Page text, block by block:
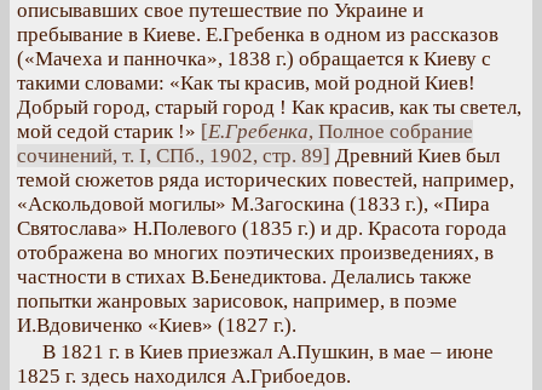
описывавших свое путешествие по Украине и
пребывание в Киеве. Е.Гребенка в одном из рассказов
(«Мачеха и панночка», 1838 г.) обращается к Киеву с
такими словами: «Как ты красив, мой родной Киев!
Добрый город, старый город ! Как красив, как ты светел,
мой седой старик !» [Е.Гребенка, Полное собрание
сочинений, т. I, СПб., 1902, стр. 89] Древний Киев был
темой сюжетов ряда исторических повестей, например,
«Аскольдовой могилы» М.Загоскина (1833 г.), «Пира
Святослава» Н.Полевого (1835 г.) и др. Красота города
отображена во многих поэтических произведениях, в
частности в стихах В.Бенедиктова. Делались также
попытки жанровых зарисовок, например, в поэме
И.Вдовиченко «Киев» (1827 г.).
В 1821 г. в Киев приезжал А.Пушкин, в мае – июне
1825 г. здесь находился А.Грибоедов.